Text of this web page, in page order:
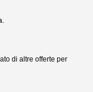
.
di altre offerte per